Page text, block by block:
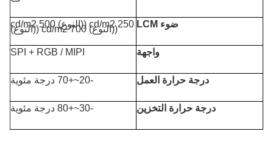
ضوء LCM 250 cd/m2 ((النوع) 500 cd/m2 ((النوع) 700 cd/m2 ((النوع)
واجهة SPI + RGB / MIPI
درجة حرارة العمل -20~+70 درجة مئوية
درجة حرارة التخزين -30~+80 درجة مئوية